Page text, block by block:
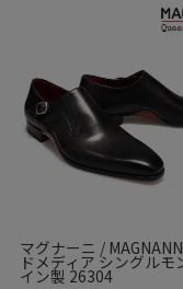
マグナーニ /
ドメディア シングルモ
イン製 26304